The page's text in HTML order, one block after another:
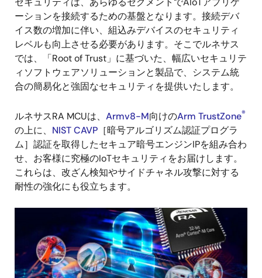
ーションを接続するための基盤となります。接続デバ
イス数の増加に伴い、組込みデバイスのセキュリティ
レベルも向上させる必要があります。そこでルネサス
では、「Root of Trust」に基づいた、幅広いセキュリテ
ィソフトウェアソリューションと製品で、システム統
合の簡易化と強固なセキュリティを提供いたします。
ルネサスRA MCUは、 Armv8-M向けのArm TrustZone®
の上に、 NIST CAVP ［暗号アルゴリズム認証プログラ
ム］認証を取得したセキュア暗号エンジンIPを組み合わ
せ、お客様に究極のIoTセキュリティをお届けします。
これらは、改ざん検知やサイドチャネル攻撃に対する
耐性の強化にも役立ちます。